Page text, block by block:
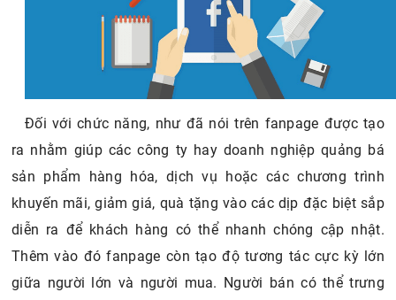
Đối với chức năng, như đã nói trên fanpage được tạo
ra nhằm giúp các công ty hay doanh nghiệp quảng bá
sản phẩm hàng hóa, dịch vụ hoặc các chương trình
khuyến mãi, giảm giá, quà tặng vào các dịp đặc biệt sắp
diễn ra để khách hàng có thể nhanh chóng cập nhật.
Thêm vào đó fanpage còn tạo độ tương tác cực kỳ lớn
giữa người lớn và người mua. Người bán có thể trưng